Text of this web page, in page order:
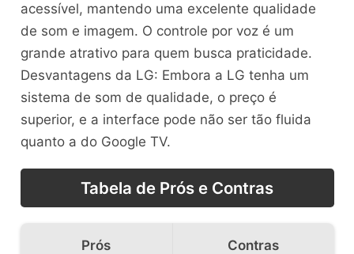
acessível, mantendo uma excelente qualidade
de som e imagem. O controle por voz é um
grande atrativo para quem busca praticidade.
Desvantagens da LG: Embora a LG tenha um
sistema de som de qualidade, o preço é
superior, e a interface pode não ser tão fluida
quanto a do Google TV.
Tabela de Prós e Contras
Prós Contras